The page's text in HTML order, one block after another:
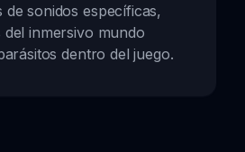
de sonidos específicas,
del inmersivo mundo
dentro del juego.